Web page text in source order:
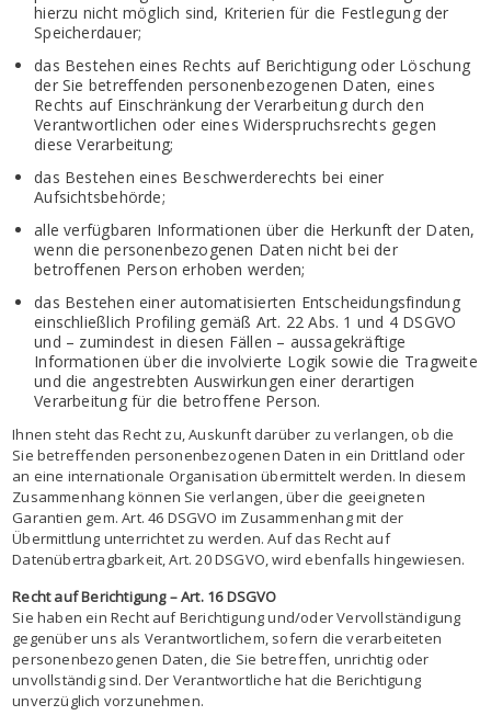
hierzu nicht möglich sind, Kriterien für die Festlegung der
Speicherdauer;
das Bestehen eines Rechts auf Berichtigung oder Löschung
der Sie betreffenden personenbezogenen Daten, eines
Rechts auf Einschränkung der Verarbeitung durch den
Verantwortlichen oder eines Widerspruchsrechts gegen
diese Verarbeitung;
das Bestehen eines Beschwerderechts bei einer
Aufsichtsbehörde;
alle verfügbaren Informationen über die Herkunft der Daten,
wenn die personenbezogenen Daten nicht bei der
betroffenen Person erhoben werden;
das Bestehen einer automatisierten Entscheidungsfindung
einschließlich Profiling gemäß Art. 22 Abs. 1 und 4 DSGVO
und – zumindest in diesen Fällen – aussagekräftige
Informationen über die involvierte Logik sowie die Tragweite
und die angestrebten Auswirkungen einer derartigen
Verarbeitung für die betroffene Person.
Ihnen steht das Recht zu, Auskunft darüber zu verlangen, ob die
Sie betreffenden personenbezogenen Daten in ein Drittland oder
an eine internationale Organisation übermittelt werden. In diesem
Zusammenhang können Sie verlangen, über die geeigneten
Garantien gem. Art. 46 DSGVO im Zusammenhang mit der
Übermittlung unterrichtet zu werden. Auf das Recht auf
Datenübertragbarkeit, Art. 20 DSGVO, wird ebenfalls hingewiesen.
Recht auf Berichtigung – Art. 16 DSGVO
Sie haben ein Recht auf Berichtigung und/oder Vervollständigung
gegenüber uns als Verantwortlichem, sofern die verarbeiteten
personenbezogenen Daten, die Sie betreffen, unrichtig oder
unvollständig sind. Der Verantwortliche hat die Berichtigung
unverzüglich vorzunehmen.